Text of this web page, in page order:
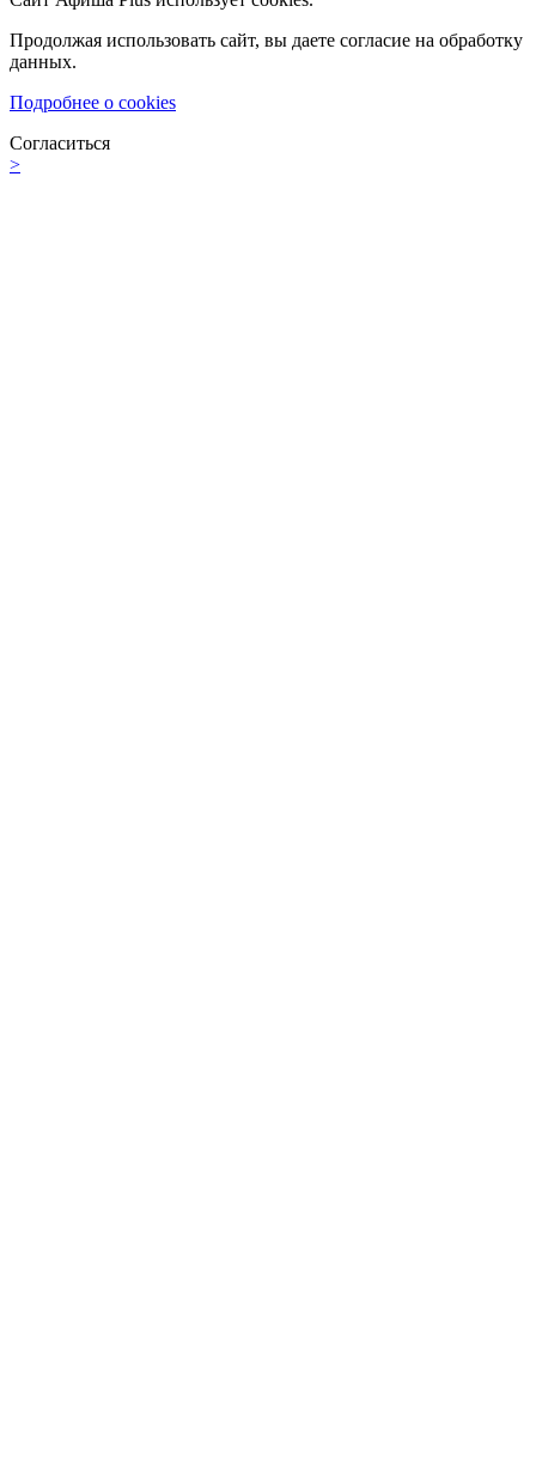
Продолжая использовать сайт, вы даете согласие на обработку
данных.
Подробнее о cookies
Согласиться
>